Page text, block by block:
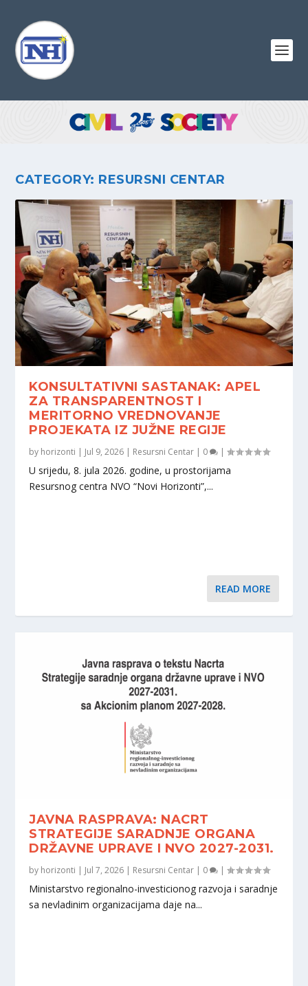
CATEGORY: RESURSNI CENTAR
KONSULTATIVNI SASTANAK: APEL
ZA TRANSPARENTNOST I
MERITORNO VREDNOVANJE
PROJEKATA IZ JUŽNE REGIJE
by horizonti | Jul 9, 2026 | Resursni Centar | 0 |
U srijedu, 8. jula 2026. godine, u prostorijama
Resursnog centra NVO “Novi Horizonti”,...
READ MORE
JAVNA RASPRAVA: NACRT
STRATEGIJE SARADNJE ORGANA
DRŽAVNE UPRAVE I NVO 2027-2031.
by horizonti | Jul 7, 2026 | Resursni Centar | 0 |
Ministarstvo regionalno-investicionog razvoja i saradnje
sa nevladinim organizacijama daje na...